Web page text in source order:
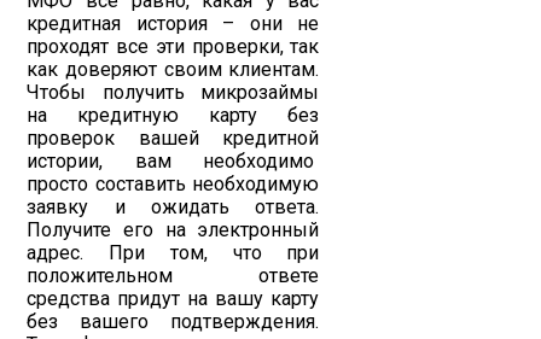
кредитная история – они не
проходят все эти проверки, так
как доверяют своим клиентам.
Чтобы получить микрозаймы
на кредитную карту без
проверок вашей кредитной
истории, вам необходимо
просто составить необходимую
заявку и ожидать ответа.
Получите его на электронный
адрес. При том, что при
положительном ответе
средства придут на вашу карту
без вашего подтверждения.